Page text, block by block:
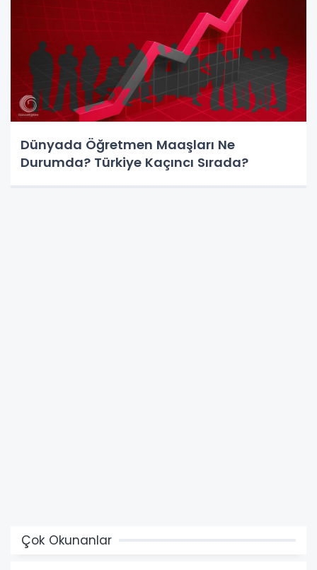
Dünyada Öğretmen Maaşları Ne
Durumda? Türkiye Kaçıncı Sırada?
Çok Okunanlar